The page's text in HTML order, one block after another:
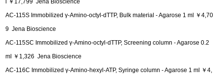
l ￥17,799 Jena Bioscience
AC-115S Immobilized γ-Amino-octyl-dTTP, Bulk material - Agarose 1 ml ￥4,70
9 Jena Bioscience
AC-115SC Immobilized γ-Amino-octyl-dTTP, Screening column - Agarose 0.2
ml ￥1,326 Jena Bioscience
AC-116C Immobilized γ-Amino-hexyl-ATP, Syringe column - Agarose 1 ml ￥4,